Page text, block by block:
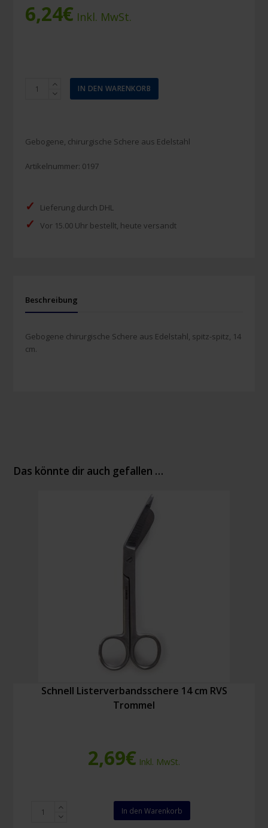
6,24€ Inkl. MwSt.
Chirurgische,
gebogene
cm
IN DEN WARENKORB
Gebogene, chirurgische Schere aus Edelstahl
Artikelnummer: 0197
✓ Lieferung durch DHL
✓ Vor 15.00 Uhr bestellt, heute versandt
Beschreibung
Gebogene chirurgische Schere aus Edelstahl, spitz-spitz, 14
cm.
Das könnte dir auch gefallen …
Schnell Listerverbandsschere 14 cm RVS
Trommel
2,69€ Inkl. MwSt.
Listerverbandsschere
In den Warenkorb